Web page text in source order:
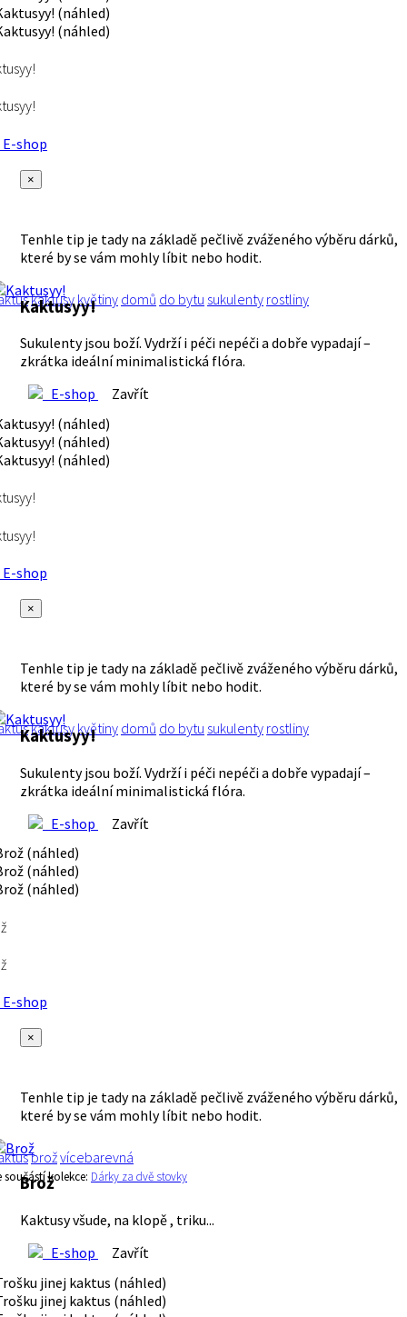
shop
×
Tenhle tip je tady na základě pečlivě zváženého výběru dárků,
které by se vám mohly líbit nebo hodit.
kaktusy květiny domů do bytu sukulenty rostliny
Kaktusyy!
Sukulenty jsou boží. Vydrží i péči nepéči a dobře vypadají –
zkrátka ideální minimalistická flóra.
E-shop
Zavřít
shop
×
Tenhle tip je tady na základě pečlivě zváženého výběru dárků,
které by se vám mohly líbit nebo hodit.
kaktusykvětiny domů do bytu sukulenty rostliny
Kaktusyy!
Sukulenty jsou boží. Vydrží i péči nepéči a dobře vypadají –
zkrátka ideální minimalistická flóra.
E-shop
Zavřít
shop
×
Tenhle tip je tady na základě pečlivě zváženého výběru dárků,
které by se vám mohly líbit nebo hodit.
brožvícebarevná
součástí kolekce: Dárky za dvě stovky
Brož
Kaktusy všude, na klopě , triku...
E-shop
Zavřít